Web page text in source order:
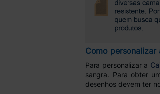
Como personalizar
Para personalizar a
sangra. Para obter
desenhos devem ter